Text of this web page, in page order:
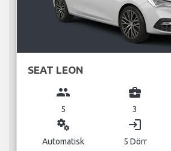
SEAT LEON
group
5
business_center
3
miscellaneous_services
Automatisk
login
5 Dörr